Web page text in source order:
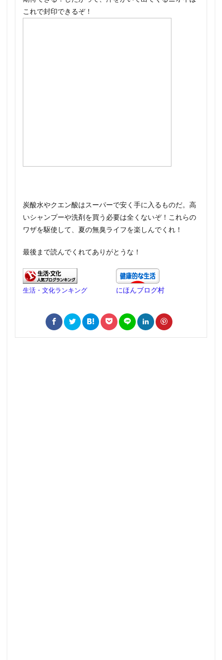
これで封印できるぞ！
炭酸水やクエン酸はスーパーで安く手に入るものだ。高
いシャンプーや洗剤を買う必要は全くないぞ！これらの
ワザを駆使して、夏の無臭ライフを楽しんでくれ！
最後まで読んでくれてありがとうな！
生活・文化ランキング にほんブログ村